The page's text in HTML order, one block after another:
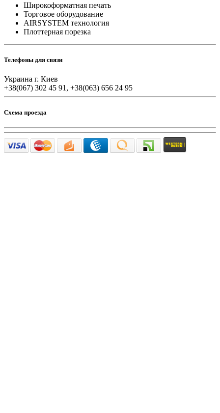
Широкоформатная печать
Торговое оборудование
AIRSYSTEM технология
Плоттерная порезка
Телефоны для связи
Украина г. Киев
+38(067) 302 45 91, +38(063) 656 24 95
Схема проезда